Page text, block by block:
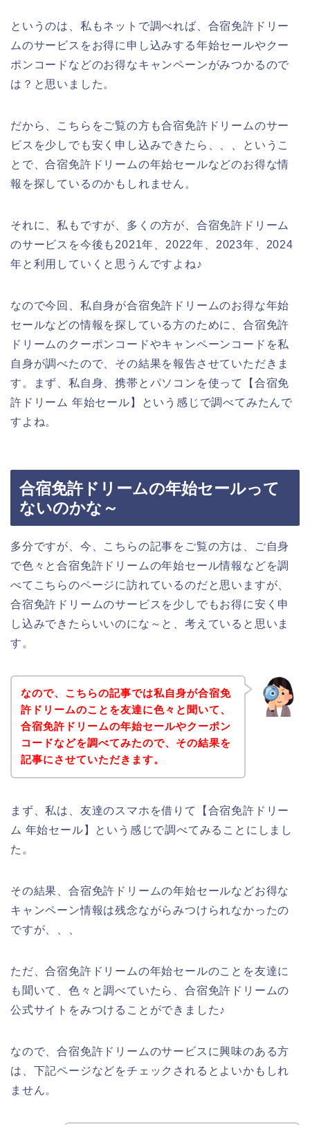
というのは、私もネットで調べれば、合宿免許ドリー
ムのサービスをお得に申し込みする年始セールやクー
ポンコードなどのお得なキャンペーンがみつかるので
は？と思いました。
だから、こちらをご覧の方も合宿免許ドリームのサー
ビスを少しでも安く申し込みできたら、、、というこ
とで、合宿免許ドリームの年始セールなどのお得な情
報を探しているのかもしれません。
それに、私もですが、多くの方が、合宿免許ドリーム
のサービスを今後も2021年、2022年、2023年、2024
年と利用していくと思うんですよね♪
なので今回、私自身が合宿免許ドリームのお得な年始
セールなどの情報を探している方のために、合宿免許
ドリームのクーポンコードやキャンペーンコードを私
自身が調べたので、その結果を報告させていただきま
す。まず、私自身、携帯とパソコンを使って【合宿免
許ドリーム 年始セール】という感じで調べてみたんで
すよね。
合宿免許ドリームの年始セールって
ないのかな～
多分ですが、今、こちらの記事をご覧の方は、ご自身
で色々と合宿免許ドリームの年始セール情報などを調
べてこちらのページに訪れているのだと思いますが、
合宿免許ドリームのサービスを少しでもお得に安く申
し込みできたらいいのにな～と、考えていると思いま
す。
なので、こちらの記事では私自身が合宿免
許ドリームのことを友達に色々と聞いて、
合宿免許ドリームの年始セールやクーポン
コードなどを調べてみたので、その結果を
記事にさせていただきます。
まず、私は、友達のスマホを借りて【合宿免許ドリー
ム 年始セール】という感じで調べてみることにしまし
た。
その結果、合宿免許ドリームの年始セールなどお得な
キャンペーン情報は残念ながらみつけられなかったの
ですが、、、
ただ、合宿免許ドリームの年始セールのことを友達に
も聞いて、色々と調べていたら、合宿免許ドリームの
公式サイトをみつけることができました♪
なので、合宿免許ドリームのサービスに興味のある方
は、下記ページなどをチェックされるとよいかもしれ
ません。